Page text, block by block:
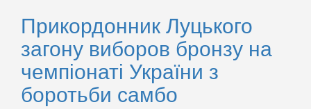
Прикордонник Луцького
загону виборов бронзу на
чемпіонаті України з
боротьби самбо